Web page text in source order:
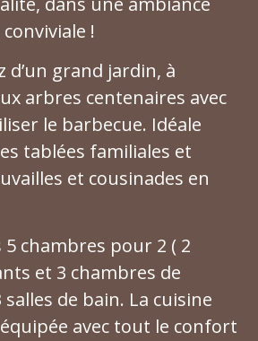
!
grand jardin, à
arbres centenaires avec
le barbecue. Idéale
tablées familiales et
et cousinades en
chambres pour 2 ( 2
et 3 chambres de
de bain. La cuisine
avec tout le confort